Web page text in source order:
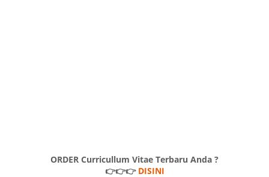
ORDER Curricullum Vitae Terbaru Anda ?
👉👉👉 DISINI